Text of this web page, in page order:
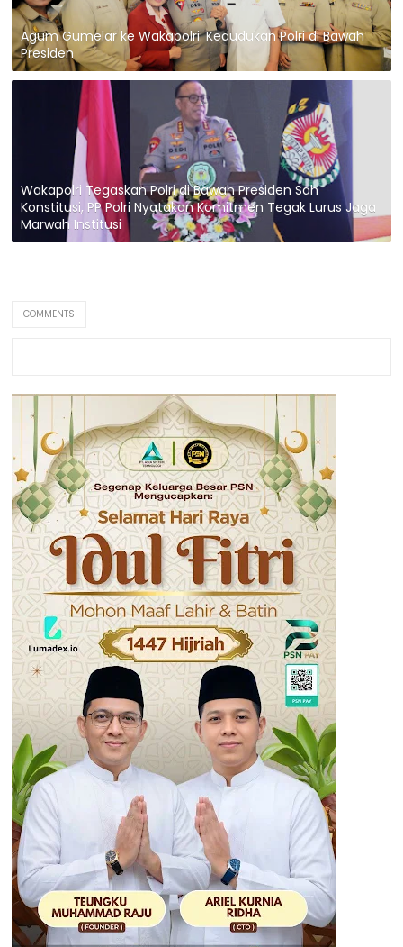
Agum Gumelar ke Wakapolri: Kedudukan Polri di Bawah
Presiden
Wakapolri Tegaskan Polri di Bawah Presiden Sah
Konstitusi, PP Polri Nyatakan Komitmen Tegak Lurus Jaga
Marwah Institusi
COMMENTS